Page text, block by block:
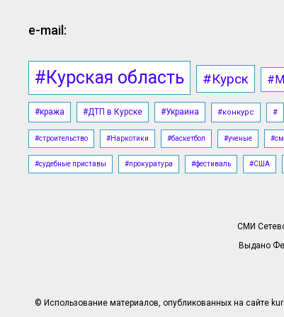
e-mail:
#Курская область #Курск
#кража #ДТП в Курске #Украина #конкурс #
#строительство #Наркотики #баскетбол #ученые
#судебные приставы #прокуратура #фестиваль #США
СМИ
Выдано
© Использование материалов, опубликованных на сайте